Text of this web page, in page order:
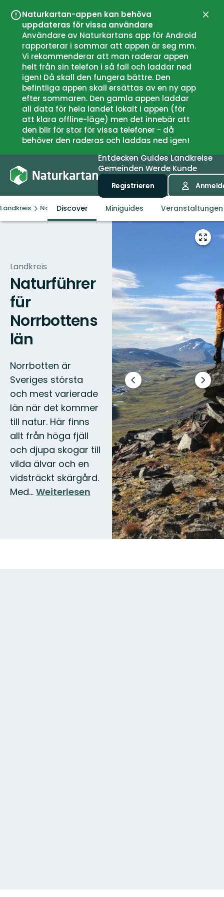
Naturkartan-appen kan behöva
uppdateras för vissa användare
Användare av Naturkartans app för Android
rapporterar i sommar att appen är seg mm.
Vi rekommenderar att man raderar appen
helt från sin telefon i så fall och laddar ned
igen! Då skall den fungera bättre. Den
befintliga appen skall ersättas av en ny app
efter sommaren. Den gamla appen laddar
all data för hela landet lokalt i appen (för
att klara offline-läge) men det innebär att
den blir för stor för vissa telefoner - då
behöver den raderas och laddas ned igen!
EntdeckenGuidesLandkreise
Gemeinden Werde Kunde
Registrieren
Landkreis Norrbottens län
Discover Miniguides Veranstaltungen
Landkreis
Naturführer
für
Norrbottens
län
Norrbotten är
Sveriges största
och mest varierade
län när det kommer
till natur. Här finns
allt från höga fjäll
och djupa skogar till
vilda älvar och en
vidsträckt skärgård.
Med… Weiterlesen
Vorheriger
Slide
Slide